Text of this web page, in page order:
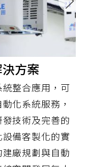
決方案
整合應用，可
化系統服務，
技術及完善的
備客製化的實
廠規劃與自動